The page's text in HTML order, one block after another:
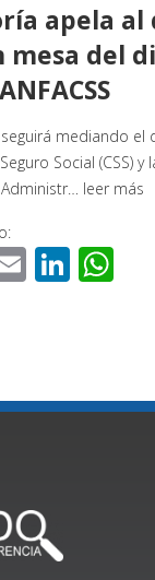
apela al
mesa del
mediando el
Social (CSS)
leer más
Email